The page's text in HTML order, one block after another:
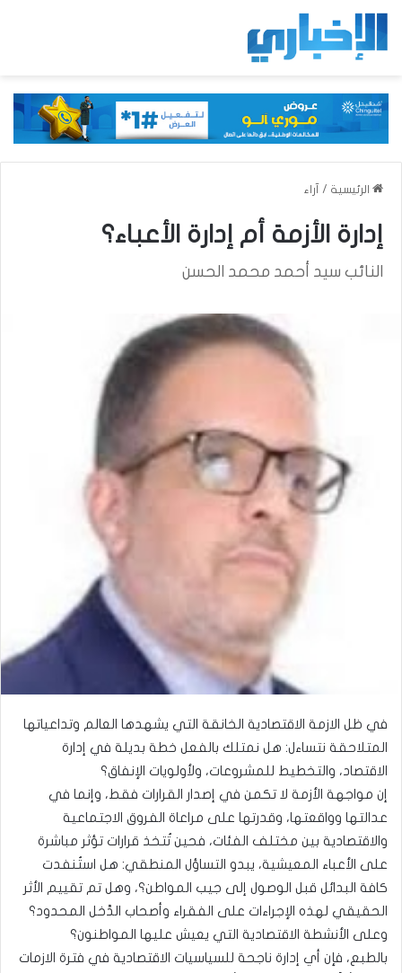
الرئيسية / آراء
إدارة الأزمة أم إدارة الأعباء؟
النائب سيد أحمد محمد الحسن
في ظل الازمة الاقتصادية الخانقة التي يشهدها العالم وتداعياتها
المتلاحقة نتساءل: هل نمتلك بالفعل خطة بديلة في إدارة
الاقتصاد، والتخطيط للمشروعات، ولأولويات الإنفاق؟
إن مواجهة الأزمة لا تكمن في إصدار القرارات فقط، وإنما في
عدالتها وواقعتها، وقدرتها على مراعاة الفروق الاجتماعية
والاقتصادية بين مختلف الفئات، فحين تُتخذ قرارات تؤثر مباشرة
على الأعباء المعيشية، يبدو التساؤل المنطقي: هل استُنفدت
كافة البدائل قبل الوصول إلى جيب المواطن؟، وهل تم تقييم الأثر
الحقيقي لهذه الإجراءات على الفقراء وأصحاب الدَّخل المحدود؟
وعلى الأنشطة الاقتصادية التي يعيش عليها المواطنون؟
بالطبع، فإن أي إدارة ناجحة للسياسيات الاقتصادية في فترة الازمات